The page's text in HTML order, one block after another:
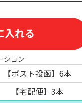
入れる
ション
【ポスト投函】6本
【宅配便】3本